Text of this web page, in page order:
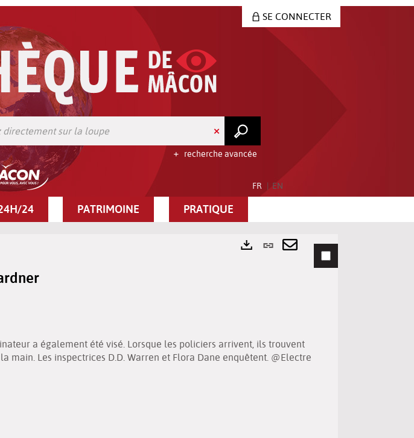
SE CONNECTER
recherche avancée
FR EN
24 PATRIMOINE PRATIQUE
Lien
permanent
Envoyer
a également été visé. Lorsque les policiers arrivent, ils trouvent
main. Les inspectrices D.D. Warren et Flora Dane enquêtent. @Electre